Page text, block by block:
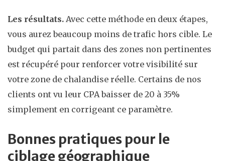
Les résultats. Avec cette méthode en deux étapes,
vous aurez beaucoup moins de trafic hors cible. Le
budget qui partait dans des zones non pertinentes
est récupéré pour renforcer votre visibilité sur
votre zone de chalandise réelle. Certains de nos
clients ont vu leur CPA baisser de 20 à 35%
simplement en corrigeant ce paramètre.
Bonnes pratiques pour le
ciblage géographique